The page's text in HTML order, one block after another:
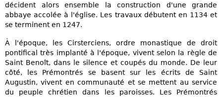
décident alors ensemble la construction d'une grande
abbaye accolée à l'église. Les travaux débutent en 1134 et
se terminent en 1247.
À l'époque, les Cirsterciens, ordre monastique de droit
pontifical très implanté à l'époque, vivent selon la règle de
Saint Benoît, dans le silence et coupés du monde. De leur
côté, les Prémontrés se basent sur les écrits de Saint
Augustin, vivent en communauté et se mettent au service
du peuple chrétien dans les paroisses. Les Prémontrés